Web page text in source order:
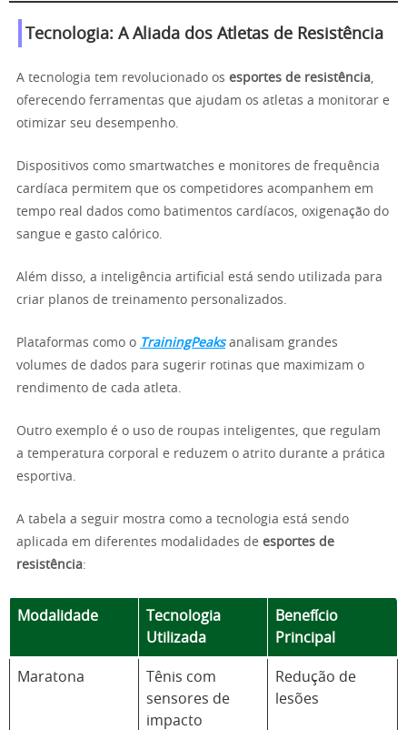
Tecnologia: A Aliada dos Atletas de Resistência
A tecnologia tem revolucionado os esportes de resistência,
oferecendo ferramentas que ajudam os atletas a monitorar e
otimizar seu desempenho.
Dispositivos como smartwatches e monitores de frequência
cardíaca permitem que os competidores acompanhem em
tempo real dados como batimentos cardíacos, oxigenação do
sangue e gasto calórico.
Além disso, a inteligência artificial está sendo utilizada para
criar planos de treinamento personalizados.
Plataformas como o TrainingPeaksanalisam grandes
volumes de dados para sugerir rotinas que maximizam o
rendimento de cada atleta.
Outro exemplo é o uso de roupas inteligentes, que regulam
a temperatura corporal e reduzem o atrito durante a prática
esportiva.
A tabela a seguir mostra como a tecnologia está sendo
aplicada em diferentes modalidades de esportes de
resistência:
Modalidade
Tecnologia
Utilizada
Benefício
Principal
Maratona
Tênis com
sensores de
impacto
Redução de
lesões